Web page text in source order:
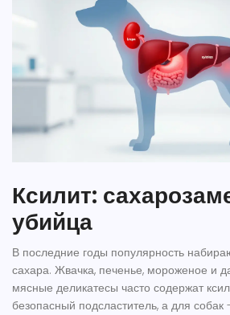
Ксилит:
убийца
В последние годы популярность
сахара. Жвачка, печенье, мороженое и
мясные деликатесы часто содержат
безопасный подсластитель, а для